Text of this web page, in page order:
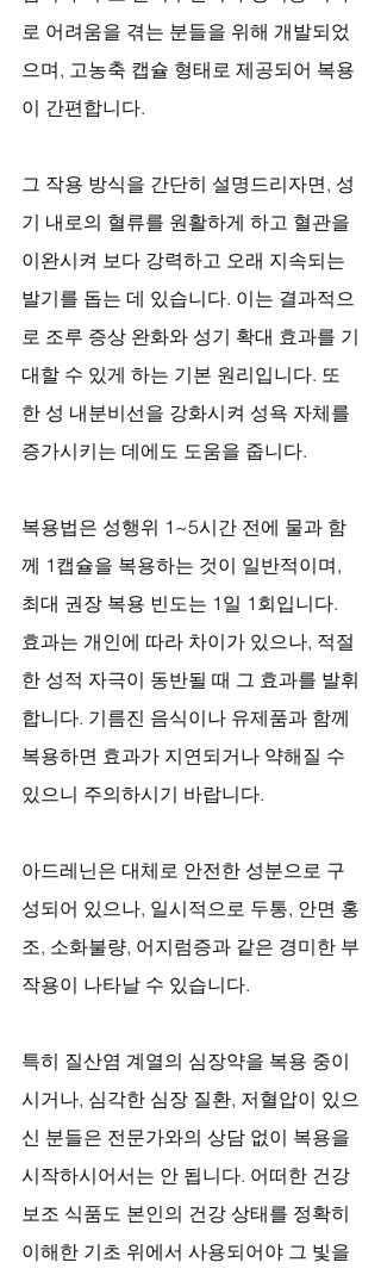
로 어려움을 겪는 분들을 위해 개발되었
으며, 고농축 캡슐 형태로 제공되어 복용
이 간편합니다.
그 작용 방식을 간단히 설명드리자면, 성
기 내로의 혈류를 원활하게 하고 혈관을
이완시켜 보다 강력하고 오래 지속되는
발기를 돕는 데 있습니다. 이는 결과적으
로 조루 증상 완화와 성기 확대 효과를 기
대할 수 있게 하는 기본 원리입니다. 또
한 성 내분비선을 강화시켜 성욕 자체를
증가시키는 데에도 도움을 줍니다.
복용법은 성행위 1~5시간 전에 물과 함
께 1캡슐을 복용하는 것이 일반적이며,
최대 권장 복용 빈도는 1일 1회입니다.
효과는 개인에 따라 차이가 있으나, 적절
한 성적 자극이 동반될 때 그 효과를 발휘
합니다. 기름진 음식이나 유제품과 함께
복용하면 효과가 지연되거나 약해질 수
있으니 주의하시기 바랍니다.
아드레닌은 대체로 안전한 성분으로 구
성되어 있으나, 일시적으로 두통, 안면 홍
조, 소화불량, 어지럼증과 같은 경미한 부
작용이 나타날 수 있습니다.
특히 질산염 계열의 심장약을 복용 중이
시거나, 심각한 심장 질환, 저혈압이 있으
신 분들은 전문가와의 상담 없이 복용을
시작하시어서는 안 됩니다. 어떠한 건강
보조 식품도 본인의 건강 상태를 정확히
이해한 기초 위에서 사용되어야 그 빛을